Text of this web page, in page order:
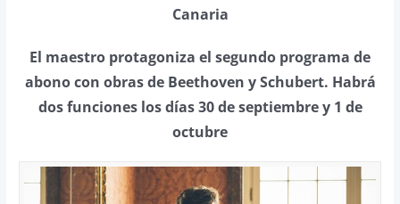
Canaria
El maestro protagoniza el segundo programa de
abono con obras de Beethoven y Schubert. Habrá
dos funciones los días 30 de septiembre y 1 de
octubre